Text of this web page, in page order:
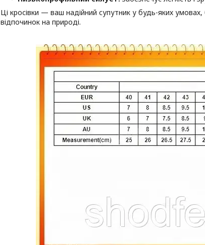
Ці кросівки — ваш надійний супутник у будь-яких
відпочинок на природі.